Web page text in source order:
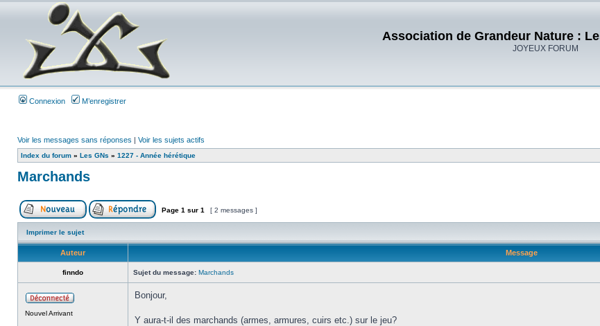
Association de Grandeur Nature :
JOYEUX FORUM
Connexion M’enregistrer
Voir les messages sans réponses | Voir les sujets actifs
Index du forum » Les GNs » 1227 - Année hérétique
Marchands
Page 1 sur 1 [ 2 messages ]
Imprimer le sujet
Auteur Message
finndo Sujet du message: Marchands
Nouvel Arrivant
Bonjour,
Y aura-t-il des marchands (armes, armures, cuirs etc.) sur le jeu?